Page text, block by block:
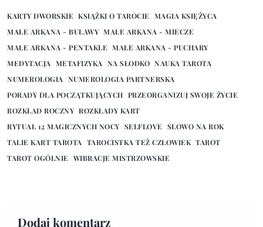
KARTY DWORSKIE KSIĄŻKI O TAROCIE
MAGIA KSIĘŻYCA
MAŁE ARKANA - BUŁAWY MAŁE ARKANA - MIECZE
MAŁE ARKANA - PENTAKLE MAŁE ARKANA - PUCHARY
MEDYTACJA
METAFIZYKA NA SŁODKO NAUKA TAROTA
NUMEROLOGIA
NUMEROLOGIA PARTNERSKA
PORADY DLA POCZĄTKUJĄCYCH PRZEORGANIZUJ SWOJE ŻYCIE
ROZKŁAD ROCZNY ROZKŁADY KART
RYTUAŁ 12 MAGICZNYCH NOCY SELFLOVE
SŁOWO NA ROK
TALIE KART TAROTA
TAROCISTKA TEŻ CZŁOWIEK TAROT
TAROT OGÓLNIE
WIBRACJE MISTRZOWSKIE
Dodaj komentarz